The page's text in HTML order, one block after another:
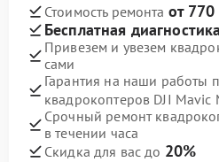
Стоимость ремонта от
Бесплатная диагностика
Привезем и увезем
сами
Гарантия на наши работы
квадрокоптеров DJI Mavic
Срочный ремонт
в течении часа
Скидка для вас до 20%